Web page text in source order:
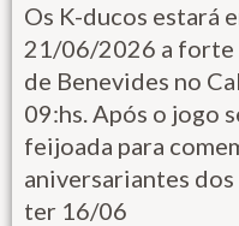
Os K-ducos estará
21/06/2026 a forte
de Benevides no
09:hs. Após o jogo
feijoada para
aniversariantes dos
ter 16/06